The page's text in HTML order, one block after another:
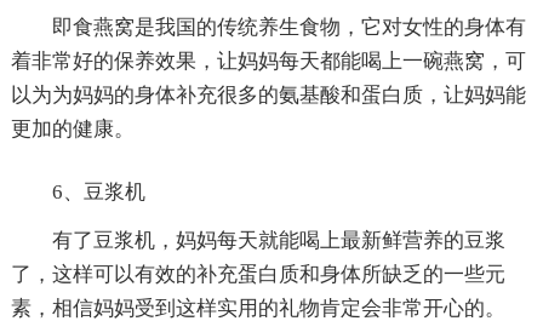
即食燕窝是我国的传统养生食物，它对女性的身体有
着非常好的保养效果，让妈妈每天都能喝上一碗燕窝，可
以为为妈妈的身体补充很多的氨基酸和蛋白质，让妈妈能
更加的健康。
6、豆浆机
有了豆浆机，妈妈每天就能喝上最新鲜营养的豆浆
了，这样可以有效的补充蛋白质和身体所缺乏的一些元
素，相信妈妈受到这样实用的礼物肯定会非常开心的。